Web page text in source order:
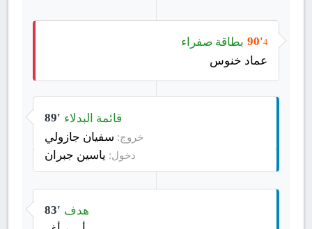
90'4
بطاقة صفراء
عماد خنوس
89' قائمة البدلاء
خروج: سفيان جازولي
دخول: ياسين جبران
83' هدف